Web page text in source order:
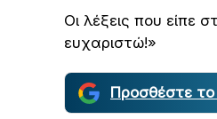
Οι λέξεις που είπε
ευχαριστώ!»
Προσθέστε